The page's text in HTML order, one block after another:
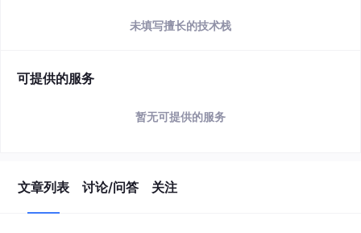
未填写擅长的技术栈
可提供的服务
暂无可提供的服务
文章列表 讨论/问答 关注